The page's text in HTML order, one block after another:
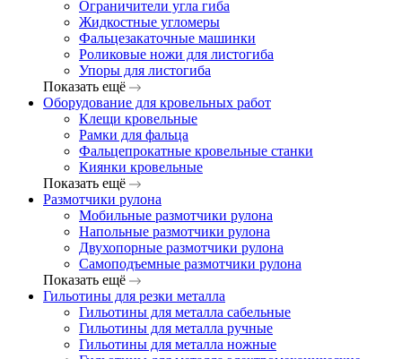
Ограничители угла гиба
Жидкостные угломеры
Фальцезакаточные машинки
Роликовые ножи для листогиба
Упоры для листогиба
Показать ещё
Оборудование для кровельных работ
Клещи кровельные
Рамки для фальца
Фальцепрокатные кровельные станки
Киянки кровельные
Показать ещё
Размотчики рулона
Мобильные размотчики рулона
Напольные размотчики рулона
Двухопорные размотчики рулона
Самоподъемные размотчики рулона
Показать ещё
Гильотины для резки металла
Гильотины для металла сабельные
Гильотины для металла ручные
Гильотины для металла ножные